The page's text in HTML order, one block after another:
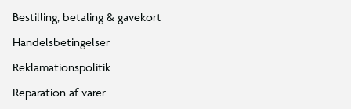
Bestilling, betaling & gavekort
Handelsbetingelser
Reklamationspolitik
Reparation af varer